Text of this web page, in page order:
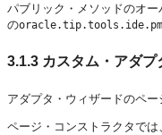
パブリック・メソッドのオー
の
3.1.3 カスタム・アダ
アダプタ・ウィザードのペー
ページ・コンストラクタで